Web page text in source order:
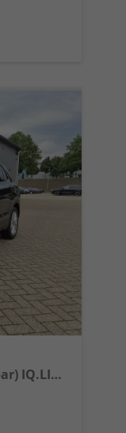
1.0 TSI 116PS DSG Life AHK (abnehmbar) IQ.LIGHT-LED-Matrix Sitzheizung Rückf.Kamera Klimaautomatik Abstandstempomat Apple CarPlay Android Auto